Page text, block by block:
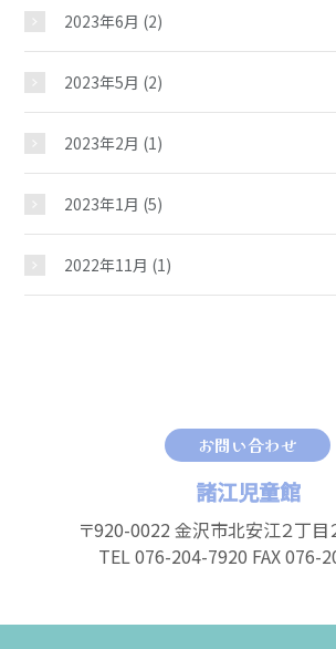
2023年6月 (2)
2023年5月 (2)
2023年2月 (1)
2023年1月 (5)
2022年11月 (1)
お問い合わせ
諸江児童館
〒920-0022 金沢市北安江２丁目
TEL 076-204-7920 FAX 076-